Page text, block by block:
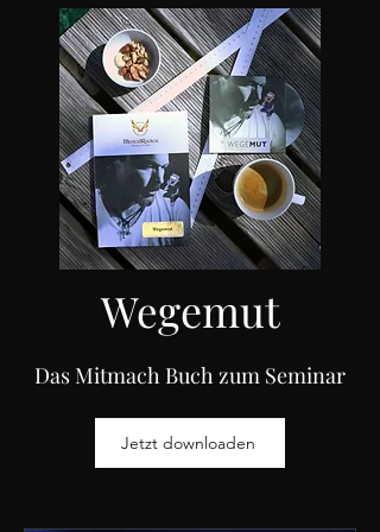
Wegemut
Das Mitmach Buch zum Seminar
Jetzt downloaden